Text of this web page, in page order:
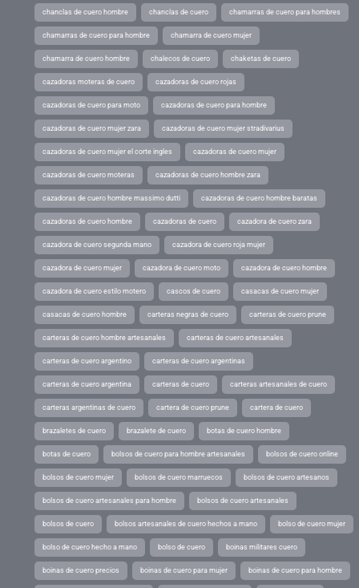
chanclas de cuero hombre chanclas de cuero chamarras de cuero para hombres
chamarras de cuero para hombre chamarra de cuero mujer
chamarra de cuero hombre chalecos de cuero chaketas de cuero
cazadoras moteras de cuero cazadoras de cuero rojas
cazadoras de cuero para moto cazadoras de cuero para hombre
cazadoras de cuero mujer zara cazadoras de cuero mujer stradivarius
cazadoras de cuero mujer el corte ingles cazadoras de cuero mujer
cazadoras de cuero moteras cazadoras de cuero hombre zara
cazadoras de cuero hombre massimo dutti cazadoras de cuero hombre baratas
cazadoras de cuero hombre cazadoras de cuero cazadora de cuero zara
cazadora de cuero segunda mano cazadora de cuero roja mujer
cazadora de cuero mujer cazadora de cuero moto cazadora de cuero hombre
cazadora de cuero estilo motero cascos de cuero casacas de cuero mujer
casacas de cuero hombre carteras negras de cuero carteras de cuero prune
carteras de cuero hombre artesanales carteras de cuero artesanales
carteras de cuero argentino carteras de cuero argentinas
carteras de cuero argentina carteras de cuero carteras artesanales de cuero
carteras argentinas de cuero cartera de cuero prune cartera de cuero
brazaletes de cuero brazalete de cuero botas de cuero hombre
botas de cuero bolsos de cuero para hombre artesanales bolsos de cuero online
bolsos de cuero mujer bolsos de cuero marruecos bolsos de cuero artesanos
bolsos de cuero artesanales para hombre bolsos de cuero artesanales
bolsos de cuero bolsos artesanales de cuero hechos a mano bolso de cuero mujer
bolso de cuero hecho a mano bolso de cuero boinas militares cuero
boinas de cuero precios boinas de cuero para mujer boinas de cuero para hombre